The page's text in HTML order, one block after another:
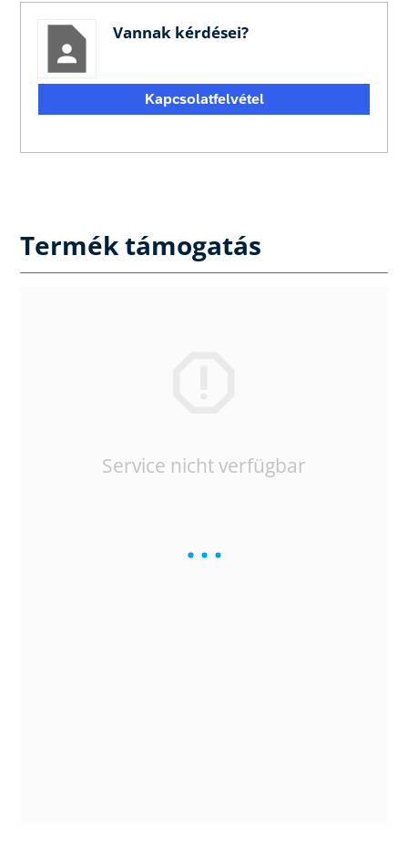
Vannak kérdései?
Kapcsolatfelvétel
Termék támogatás
Service nicht verfügbar